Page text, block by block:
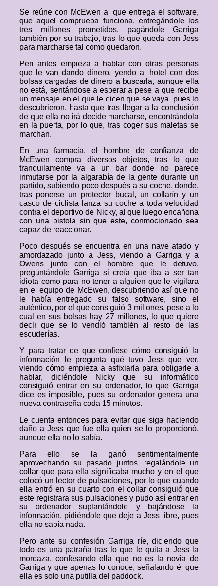
Se reúne con McEwen al que entrega el software,
que aquel comprueba funciona, entregándole los
tres millones prometidos, pagándole Garriga
también por su trabajo, tras lo que queda con Jess
para marcharse tal como quedaron.
Peri antes empieza a hablar con otras personas
que le van dando dinero, yendo al hotel con dos
bolsas cargadas de dinero a buscarla, aunque ella
no está, sentándose a esperarla pese a que recibe
un mensaje en el que le dicen que se vaya, pues lo
descubrieron, hasta que tras llegar a la conclusión
de que ella no irá decide marcharse, encontrándola
en la puerta, por lo que, tras coger sus maletas se
marchan.
En una farmacia, el hombre de confianza de
McEwen compra diversos objetos, tras lo que
tranquilamente va a un bar donde no parece
inmutarse por la algarabía de la gente durante un
partido, subiendo poco después a su coche, donde,
tras ponerse un protector bucal, un collarín y un
casco de ciclista lanza su coche a toda velocidad
contra el deportivo de Nicky, al que luego encañona
con una pistola sin que este, conmocionado sea
capaz de reaccionar.
Poco después se encuentra en una nave atado y
amordazado junto a Jess, viendo a Garriga y a
Owens junto con el hombre que le detuvo,
preguntándole Garriga si creía que iba a ser tan
idiota como para no tener a alguien que le vigilara
en el equipo de McEwen, descubriendo así que no
le había entregado su falso software, sino el
auténtico, por el que consiguió 3 millones, pese a lo
cual en sus bolsas hay 27 millones, lo que quiere
decir que se lo vendió también al resto de las
escuderías.
Y para tratar de que confiese cómo consiguió la
información le pregunta qué tuvo Jess que ver,
viendo cómo empieza a asfixiarla para obligarle a
hablar, diciéndole Nicky que su informático
consiguió entrar en su ordenador, lo que Garriga
dice es imposible, pues su ordenador genera una
nueva contraseña cada 15 minutos.
Le cuenta entonces para evitar que siga haciendo
daño a Jess que fue ella quien se lo proporcionó,
aunque ella no lo sabía.
Para ello se la ganó sentimentalmente
aprovechando su pasado juntos, regalándole un
collar que para ella significaba mucho y en el que
colocó un lector de pulsaciones, por lo que cuando
ella entró en su cuarto con el collar consiguió que
este registrara sus pulsaciones y pudo así entrar en
su ordenador suplantándole y bajándose la
información, pidiéndole que deje a Jess libre, pues
ella no sabía nada.
Pero ante su confesión Garriga ríe, diciendo que
todo es una patraña tras lo que le quita a Jess la
mordaza, confesando ella que no es la novia de
Garriga y que apenas lo conoce, señalando él que
ella es solo una putilla del paddock.